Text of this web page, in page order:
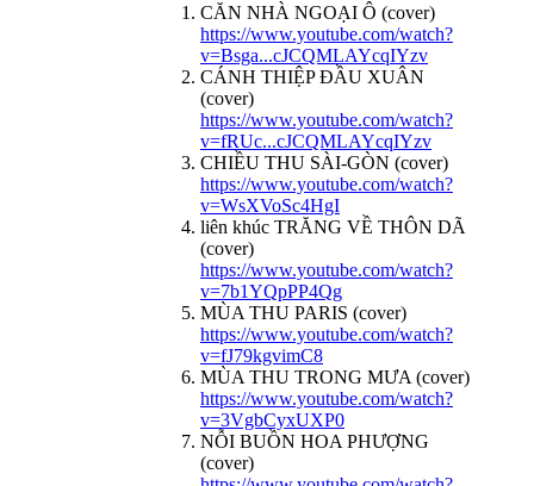
CĂN NHÀ NGOẠI Ô (cover)
https://www.youtube.com/watch?
v=Bsga...cJCQMLAYcqIYzv
CÁNH THIỆP ĐẦU XUÂN
(cover)
https://www.youtube.com/watch?
v=fRUc...cJCQMLAYcqIYzv
CHIỀU THU SÀI-GÒN (cover)
https://www.youtube.com/watch?
v=WsXVoSc4HgI
liên khúc TRĂNG VỀ THÔN DÃ
(cover)
https://www.youtube.com/watch?
v=7b1YQpPP4Qg
MÙA THU PARIS (cover)
https://www.youtube.com/watch?
v=fJ79kgvimC8
MÙA THU TRONG MƯA (cover)
https://www.youtube.com/watch?
v=3VgbCyxUXP0
NỖI BUỒN HOA PHƯỢNG
(cover)